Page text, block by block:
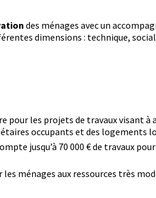
des ménages avec un
dimensions : technique,
pour les projets de travaux visant à
occupants et des logements
jusqu’à 70 000 € de travaux
ménages aux ressources très